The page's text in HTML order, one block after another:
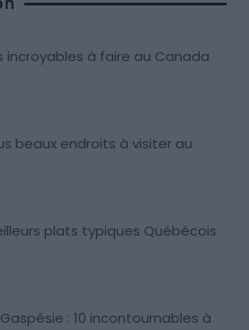
incroyables à faire au Canada
beaux endroits à visiter au
plats typiques Québécois
: 10 incontournables à